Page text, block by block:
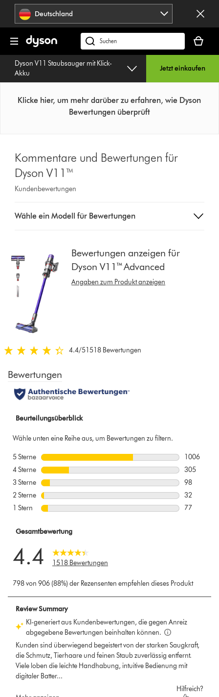
Navigation
überspringenDeutschland
dyson.de
durchsuchen
ist
leer
Dyson V11 Staubsauger mit Klick-
Akku
Jetzt einkaufen
Klicke hier, um mehr darüber zu erfahren, wie Dyson
Bewertungen überprüft
Kommentare und Bewertungen für
Dyson V11™
Kundenbewertungen
a
list
to
show
reviews
model
Wähle ein Modell für Bewertungen
Bewertungen anzeigen für
Dyson V11™ Advanced
Angaben zum Produkt anzeigen
4.4
Sternen
Bewertungen
4.4/51518 Bewertungen